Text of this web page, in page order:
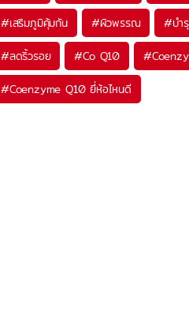
#เสริมภูมิคุ้มกัน #ผิวพรรณ #บำ
#ลดริ้วรอย #Co Q10 #
#Coenzyme Q10 ยี่ห้อไหนดี